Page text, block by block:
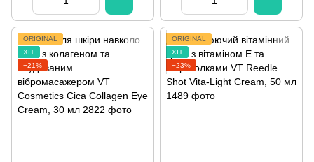
ORIGINAL
ХІТ
−21%
ORIGINAL
ХІТ
−23%